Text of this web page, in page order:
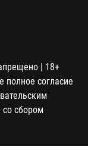
| 18+
полное согласие
сбором